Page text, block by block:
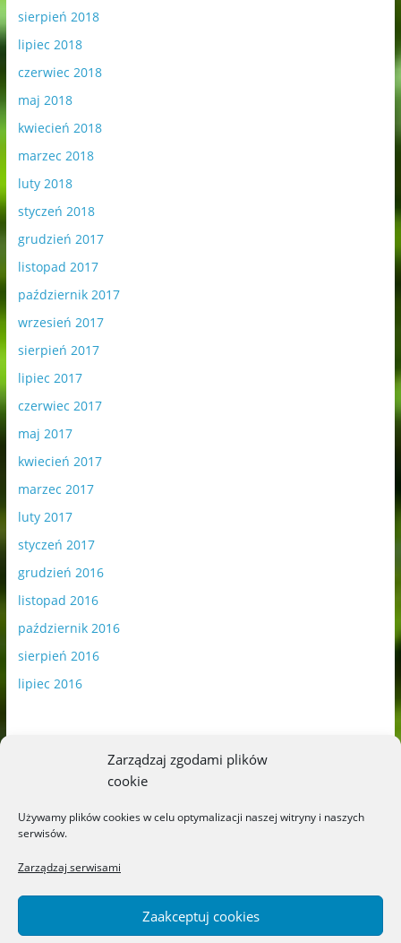
Zarządzaj zgodami plików
cookie
Używamy plików cookies w celu optymalizacji naszej witryny i naszych
serwisów.
Zarządzaj serwisami
Zaakceptuj cookies
sierpień 2018
lipiec 2018
czerwiec 2018
maj 2018
kwiecień 2018
marzec 2018
luty 2018
styczeń 2018
grudzień 2017
listopad 2017
październik 2017
wrzesień 2017
sierpień 2017
lipiec 2017
czerwiec 2017
maj 2017
kwiecień 2017
marzec 2017
luty 2017
styczeń 2017
grudzień 2016
listopad 2016
październik 2016
sierpień 2016
lipiec 2016